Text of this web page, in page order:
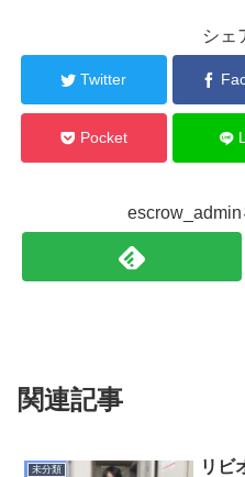
シェ
Twitter
Pocket
関連記事
未分類 リビ